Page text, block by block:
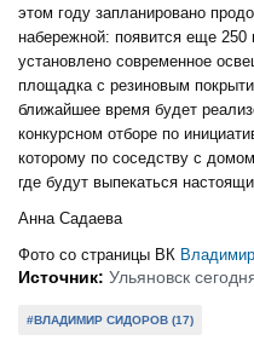
этом году запланировано
набережной: появится еще
установлено современное
площадка с резиновым
ближайшее время будет
конкурсном отборе по
которому по соседству с
где будут выпекаться
Анна Садаева
Фото со страницы ВК
Источник: Ульяновск
#ВЛАДИМИР СИДОРОВ (17)